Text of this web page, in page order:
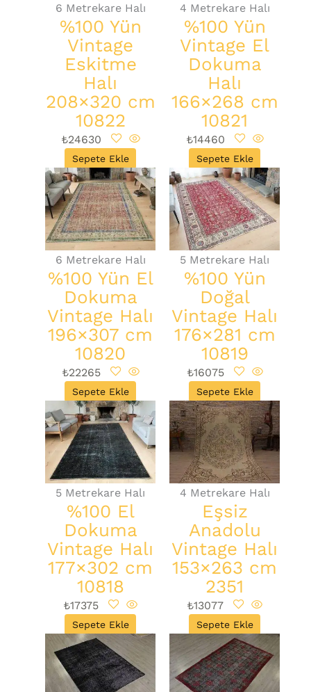
6 Metrekare Halı
%100 Yün
Vintage
Eskitme
Halı
208×320 cm
10822
₺24630
Sepete Ekle
4 Metrekare Halı
%100 Yün
Vintage El
Dokuma
Halı
166×268 cm
10821
₺14460
Sepete Ekle
6 Metrekare Halı
%100 Yün El
Dokuma
Vintage Halı
196×307 cm
10820
₺22265
Sepete Ekle
5 Metrekare Halı
%100 Yün
Doğal
Vintage Halı
176×281 cm
10819
₺16075
Sepete Ekle
5 Metrekare Halı
%100 El
Dokuma
Vintage Halı
177×302 cm
10818
₺17375
Sepete Ekle
4 Metrekare Halı
Eşsiz
Anadolu
Vintage Halı
153×263 cm
2351
₺13077
Sepete Ekle